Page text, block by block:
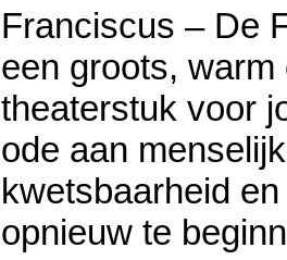
Franciscus – De
een groots,
theaterstuk voor
ode aan
kwetsbaarheid
opnieuw te